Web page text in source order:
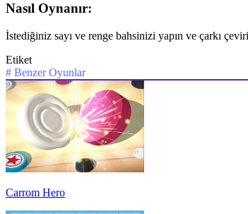
Nasıl Oynanır:
İstediğiniz sayı ve renge bahsinizi yapın ve çarkı
Etiket
# Benzer Oyunlar
Carrom Hero